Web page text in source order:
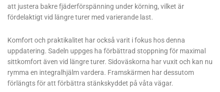
att justera bakre fjäderförspänning under körning, vilket är
fördelaktigt vid längre turer med varierande last.
Komfort och praktikalitet har också varit i fokus hos denna
uppdatering. Sadeln uppges ha förbättrad stoppning för maximal
sittkomfort även vid längre turer. Sidoväskorna har vuxit och kan nu
rymma en integralhjälm vardera. Framskärmen har dessutom
förlängts för att förbättra stänkskyddet på våta vägar.